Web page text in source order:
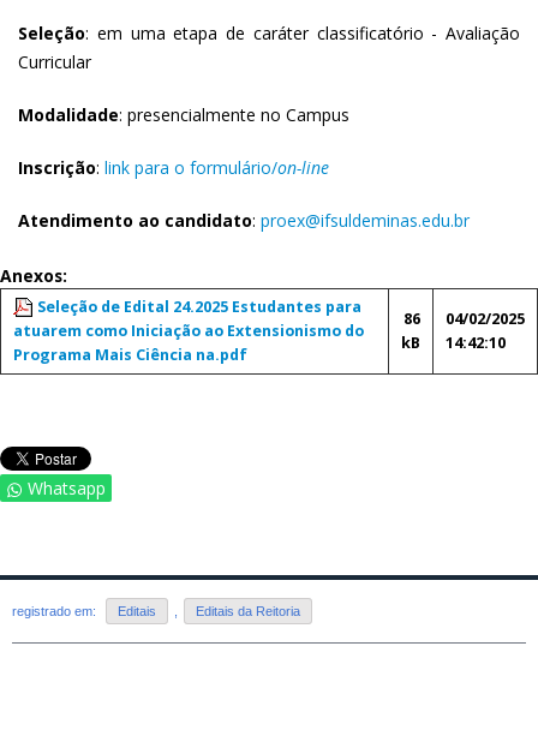
Seleção: em uma etapa de caráter classificatório - Avaliação
Curricular
Modalidade: presencialmente no Campus
Inscrição: link para o formulário/on-line
Atendimento ao candidato: proex@ifsuldeminas.edu.br
Anexos:
Seleção de Edital 24.2025 Estudantes para
atuarem como Iniciação ao Extensionismo do
Programa Mais Ciência na.pdf
86
kB
04/02/2025
14:42:10
Whatsapp
registrado em: Editais Editais da Reitoria